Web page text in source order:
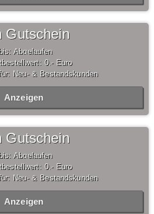
Gutschein
Abgelaufen
0,- Euro
Neu- & Bestandskunden
Anzeigen
Gutschein
Abgelaufen
0,- Euro
Neu- & Bestandskunden
Anzeigen